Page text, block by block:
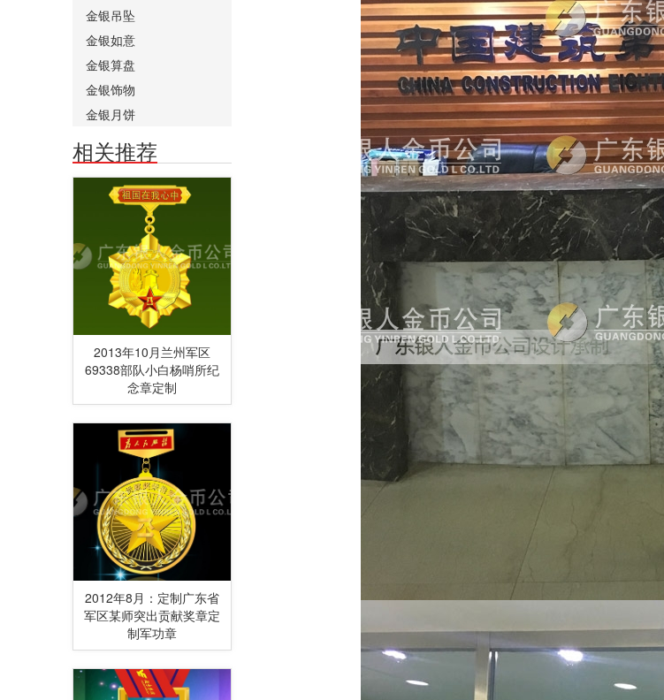
金银吊坠
金银如意
金银算盘
金银饰物
金银月饼
相关推荐
2013年10月兰州军区
69338部队小白杨哨所纪
念章定制
2012年8月：定制广东省
军区某师突出贡献奖章定
制军功章